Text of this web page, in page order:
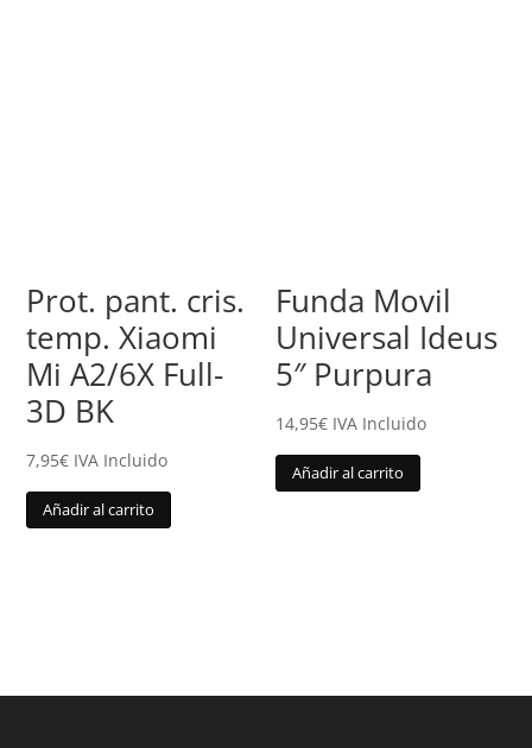
Prot. pant. cris.
temp. Xiaomi
Mi A2/6X Full-
3D BK
7,95€ IVA Incluido
Añadir al carrito
Funda Movil
Universal Ideus
5″ Purpura
14,95€ IVA Incluido
Añadir al carrito